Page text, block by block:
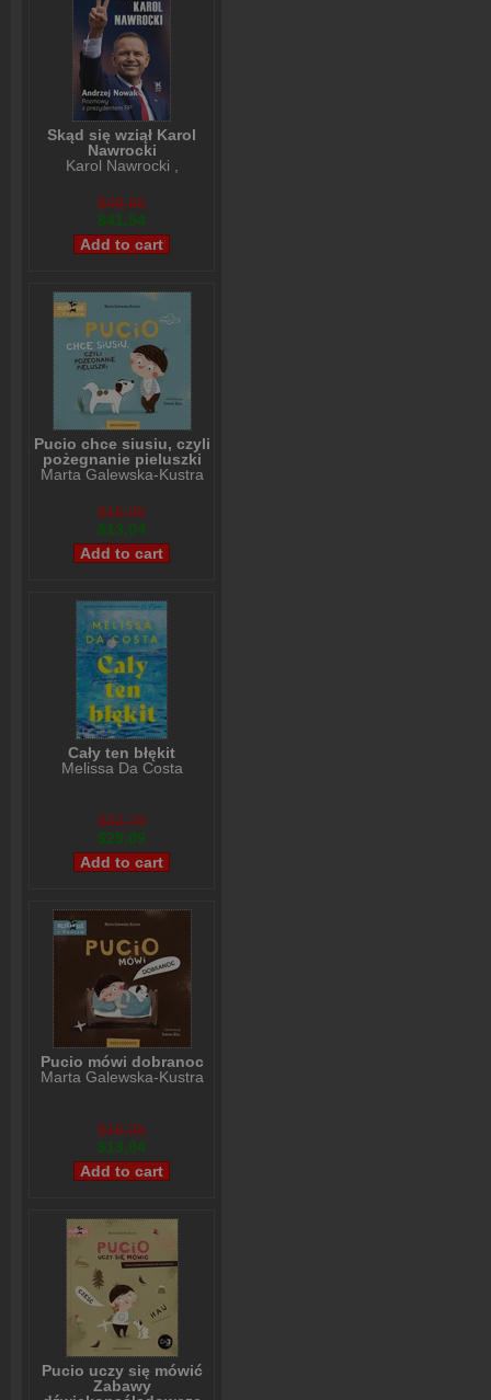
Skąd się wziął Karol
Nawrocki
Karol Nawrocki
$49,66
$41,54
Pucio chce siusiu, czyli
pożegnanie pieluszki
Marta Galewska-Kustra
$16,05
$13,04
Cały ten błękit
Melissa Da Costa
$32,79
$29,09
Pucio mówi dobranoc
Marta Galewska-Kustra
$16,05
$13,04
Pucio uczy się mówić
Zabawy